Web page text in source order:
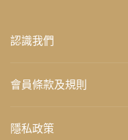
認識我們
會員條款及規則
隱私政策